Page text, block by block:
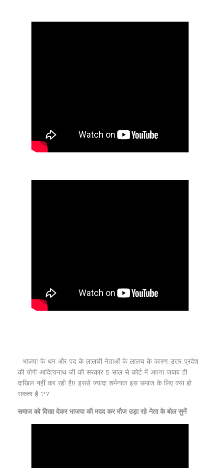
भाजपा के धन और पद के लालची नेताओं के लालच के कारण उत्तर प्रदेश
की योगी आदित्यनाथ जी की सरकार 5 साल से कोर्ट में अपना जबाब ही
दाखिल नहीं कर रही है!! इससे ज्यादा शर्मनाक इस समाज के लिए क्या हो
सकता है ??
समाज को दिखा देकर भाजपा की मदद कर मौज उड़ा रहे नेता के बोल सुनें